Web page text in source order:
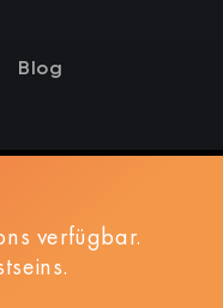
Blog
verfügbar.